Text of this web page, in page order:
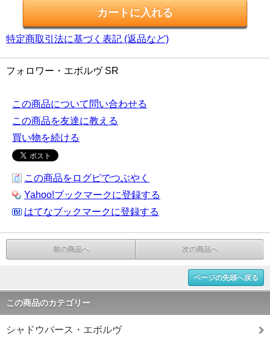
特定商取引法に基づく表記 (返品など)
フォロワー・エボルヴ SR
この商品について問い合わせる
この商品を友達に教える
買い物を続ける
この商品をログピでつぶやく
Yahoo!ブックマークに登録する
はてなブックマークに登録する
前の商品へ 次の商品へ
ページの先頭へ戻る
この商品のカテゴリー
シャドウバース・エボルヴ